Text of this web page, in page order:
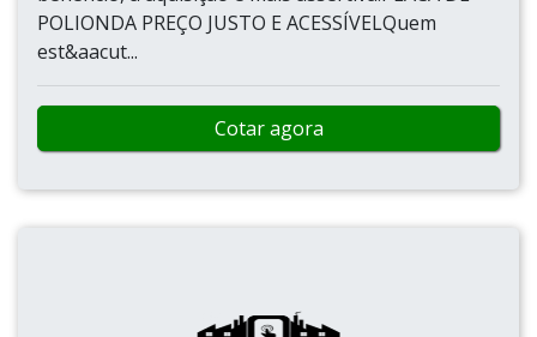
POLIONDA PREÇO JUSTO E ACESSÍVELQuem
est&aacut...
Cotar agora